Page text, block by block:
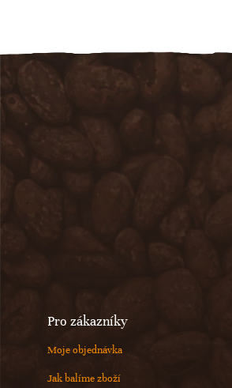
Z
á
p
a
Pro zákazníky
Moje objednávka
Jak balíme zboží